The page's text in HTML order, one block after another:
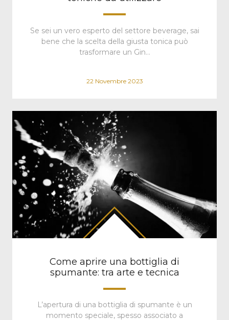
Se sei un vero esperto del settore beverage, sai
bene che la scelta della giusta tonica può
trasformare un Gin…
22 Novembre 2023
Come aprire una bottiglia di
spumante: tra arte e tecnica
L’apertura di una bottiglia di spumante è un
momento speciale, spesso associato a